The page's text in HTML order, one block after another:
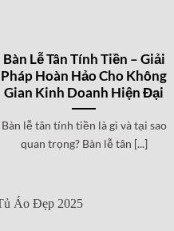
Bàn Lễ Tân Tính Tiền – Giải
Pháp Hoàn Hảo Cho Không
Gian Kinh Doanh Hiện Đại
Bàn lễ tân tính tiền là gì và tại sao
quan trọng? Bàn lễ tân [...]